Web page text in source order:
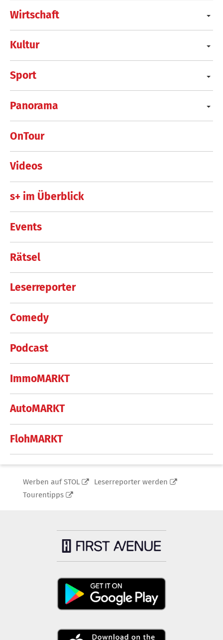
Wirtschaft
Kultur
Sport
Panorama
OnTour
Videos
s+ im Überblick
Events
Rätsel
Leserreporter
Comedy
Podcast
ImmoMARKT
AutoMARKT
FlohMARKT
Werben auf STOL
Leserreporter werden
Tourentipps